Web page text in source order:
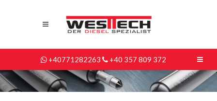
+40771282263 +40 357 809 372